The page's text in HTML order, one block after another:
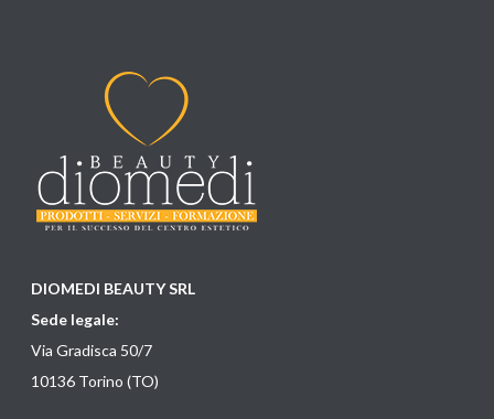
DIOMEDI BEAUTY SRL
Sede legale:
Via Gradisca 50/7
10136 Torino (TO)